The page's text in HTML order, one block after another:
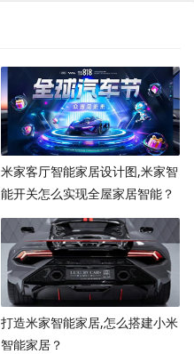
米家客厅智能家居设计图,米家智
能开关怎么实现全屋家居智能？
打造米家智能家居,怎么搭建小米
智能家居？